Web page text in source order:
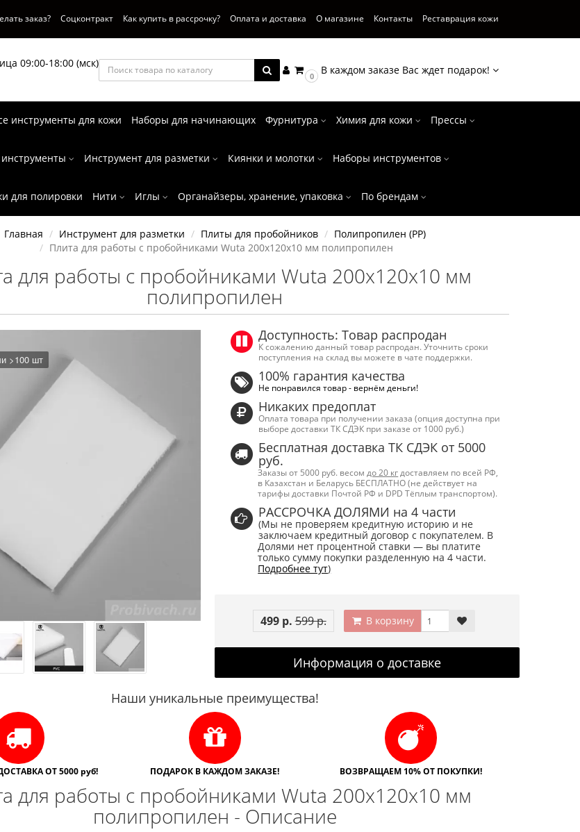
заказ? Соцконтракт Как купить в рассрочку? Оплата и доставка О магазине Контакты Реставрация кожи
09:00-18:00 (мск)
0 В каждом заказе Вас ждет подарок!
инструменты для кожи Наборы для начинающих Фурнитура Химия для кожи Прессы
Инструмент для разметки Киянки и молотки Наборы инструментов
для полировки Нити Иглы Органайзеры, хранение, упаковка По брендам
Главная Инструмент для разметки Плиты для пробойников
Полипропилен (PP)
Плита для работы с пробойниками Wuta 200х120х10 мм полипропилен
для работы с пробойниками Wuta 200х120х10 мм
полипропилен
>100 шт
Доступность: Товар распродан
К сожалению данный товар распродан. Уточнить сроки
поступления на склад вы можете в чате поддержки.
100% гарантия качества
Не понравился товар - вернём деньги!
Никаких предоплат
Оплата товара при получении заказа (опция доступна при
выборе доставки ТК СДЭК при заказе от 1000 руб.)
Бесплатная доставка ТК СДЭК от 5000
руб.
Заказы от 5000 руб. весом до 20 кг доставляем по всей РФ,
в Казахстан и Беларусь БЕСПЛАТНО (не действует на
тарифы доставки Почтой РФ и DPD Тёплым транспортом).
РАССРОЧКА ДОЛЯМИ на 4 части
(Мы не проверяем кредитную историю и не
заключаем кредитный договор с покупателем. В
Долями нет процентной ставки — вы платите
только сумму покупки разделенную на 4 части.
Подробнее тут)
499 р. 599 р. В корзину
Информация о доставке
Наши уникальные преимущества!
ОТ 5000 руб! ПОДАРОК В КАЖДОМ ЗАКАЗЕ! ВОЗВРАЩАЕМ 10% ОТ ПОКУПКИ!
для работы с пробойниками Wuta 200х120х10 мм
полипропилен - Описание